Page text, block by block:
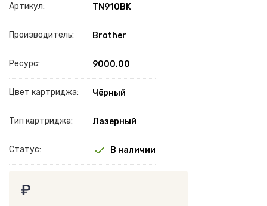
Артикул: TN910BK
Производитель: Brother
Ресурс: 9000.00
Цвет картриджа: Чёрный
Тип картриджа: Лазерный
Статус: В наличии
₽